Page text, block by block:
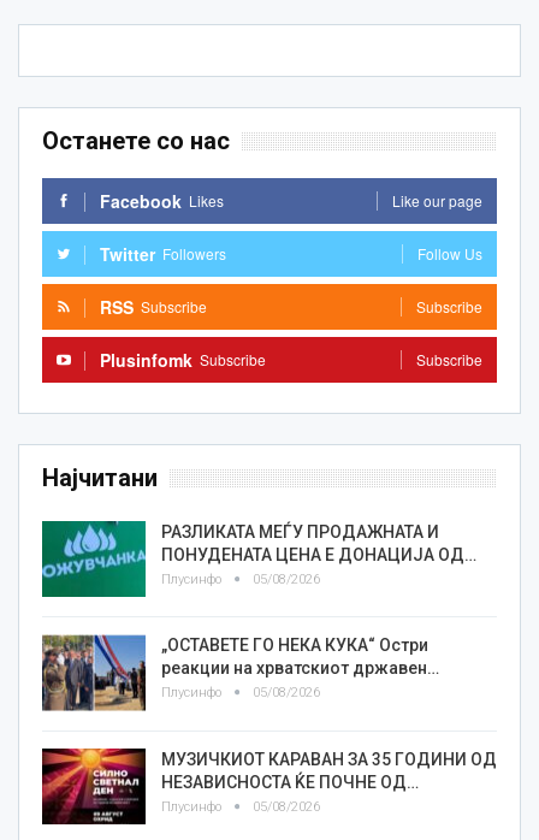
Останете со нас
Facebook Likes Like our page
Twitter Followers Follow Us
RSS Subscribe Subscribe
Plusinfomk Subscribe Subscribe
Најчитани
РАЗЛИКАТА МЕЃУ ПРОДАЖНАТА И
ПОНУДЕНАТА ЦЕНА Е ДОНАЦИЈА ОД…
Плусинфо 05/08/2026
„ОСТАВЕТЕ ГО НЕКА КУКА“ Остри
реакции на хрватскиот државен…
Плусинфо 05/08/2026
МУЗИЧКИОТ КАРАВАН ЗА 35 ГОДИНИ ОД
НЕЗАВИСНОСТА ЌЕ ПОЧНЕ ОД…
Плусинфо 05/08/2026